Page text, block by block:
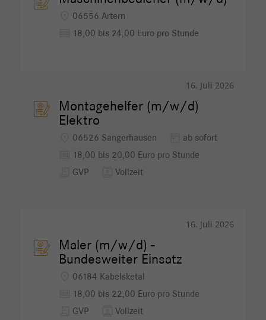
06556 Artern
18,00 bis 24,00 Euro pro Stunde
16. Juli 2026
Montagehelfer (m/w/d)
Elektro
06526 Sangerhausen ab sofort
18,00 bis 20,00 Euro pro Stunde
GVP Vollzeit
16. Juli 2026
Maler (m/w/d) -
Bundesweiter Einsatz
06184 Kabelsketal
18,00 bis 22,00 Euro pro Stunde
GVP Vollzeit